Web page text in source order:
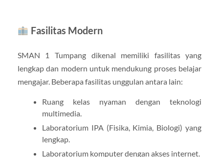
Fasilitas Modern
SMAN 1 Tumpang dikenal memiliki fasilitas yang
lengkap dan modern untuk mendukung proses belajar
mengajar. Beberapa fasilitas unggulan antara lain:
Ruang kelas nyaman dengan teknologi
multimedia.
Laboratorium IPA (Fisika, Kimia, Biologi) yang
lengkap.
Laboratorium komputer dengan akses internet.